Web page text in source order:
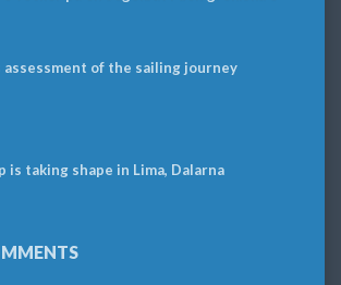
assessment of the sailing journey
is taking shape in Lima, Dalarna